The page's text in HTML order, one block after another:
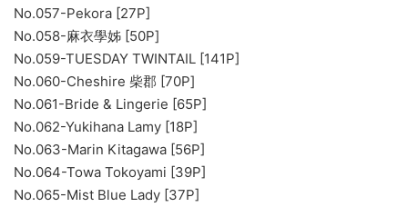
No.057-Pekora [27P]
No.058-麻衣學姊 [50P]
No.059-TUESDAY TWINTAIL [141P]
No.060-Cheshire 柴郡 [70P]
No.061-Bride & Lingerie [65P]
No.062-Yukihana Lamy [18P]
No.063-Marin Kitagawa [56P]
No.064-Towa Tokoyami [39P]
No.065-Mist Blue Lady [37P]